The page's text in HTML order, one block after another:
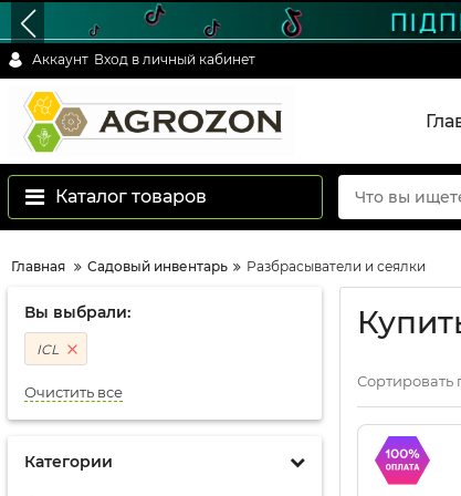
Аккаунт Вход в личный кабинет
Каталог товаров
Главная Садовый инвентарь Разбрасыватели и сеялки
Вы выбрали:
ICL
Очистить все
Категории
Сортировать